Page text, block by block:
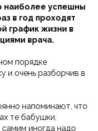
наиболее успешны
в год проходят
график жизни в
врача.
порядке
и очень разборчив в
напоминают, что
те бабушки,
иногда надо